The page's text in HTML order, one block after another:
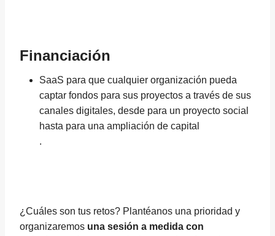
Financiación
SaaS para que cualquier organización pueda
captar fondos para sus proyectos a través de sus
canales digitales, desde para un proyecto social
hasta para una ampliación de capital
.
¿Cuáles son tus retos? Plantéanos una prioridad y
organizaremos una sesión a medida con